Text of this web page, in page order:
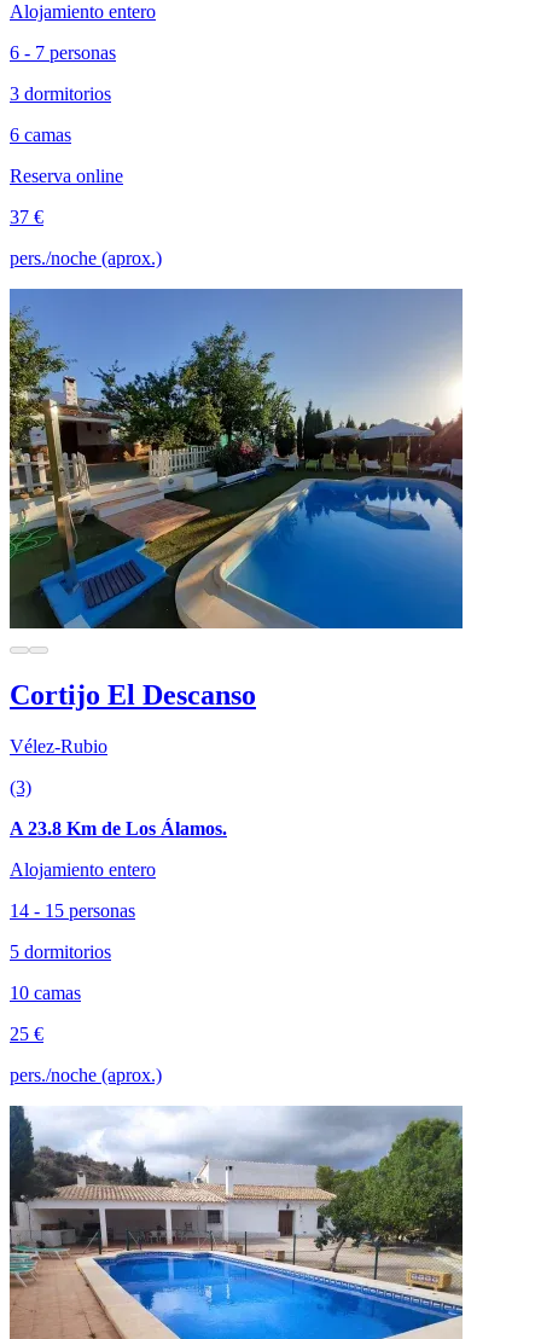
Alojamiento entero
6 - 7 personas
3 dormitorios
6 camas
Reserva online
37 €
pers./noche (aprox.)
Cortijo El Descanso
Vélez-Rubio
(3)
A 23.8 Km de Los Álamos.
Alojamiento entero
14 - 15 personas
5 dormitorios
10 camas
25 €
pers./noche (aprox.)